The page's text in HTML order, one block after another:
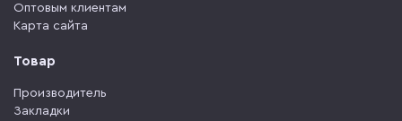
Оптовым клиентам
Карта сайта
Товар
Производитель
Закладки